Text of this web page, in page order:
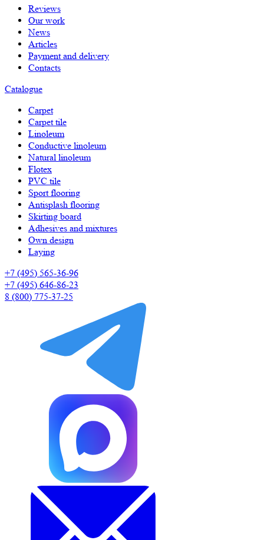
Reviews
Our work
News
Articles
Payment and delivery
Contacts
Catalogue
Carpet
Carpet tile
Linoleum
Сonductive linoleum
Natural linoleum
Flotex
PVC tile
Sport flooring
Antisplash flooring
Skirting board
Adhesives and mixtures
Own design
Laying
+7 (495) 565-36-96
+7 (495) 646-86-23
8 (800) 775-37-25